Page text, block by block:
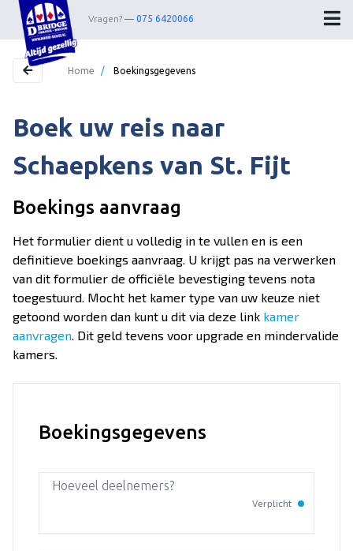
Vragen? 075 6420066
Home
Bestemmingen
Webshop
Nieuwsbrief
Contact
Wedstrijdleiders
Over Dekker-Bridge
Home / Boekingsgegevens
Boek uw reis naar
Schaepkens van St. Fijt
Boekings aanvraag
Het formulier dient u volledig in te vullen en is een
definitieve boekings aanvraag. U krijgt pas na verwerken
van dit formulier de officiële bevestiging tevens nota
toegestuurd. Mocht het kamer type van uw keuze niet
getoond worden dan kunt u dit via deze link kamer
aanvragen. Dit geld tevens voor upgrade en mindervalide
kamers.
Boekingsgegevens
Hoeveel deelnemers?
Verplicht